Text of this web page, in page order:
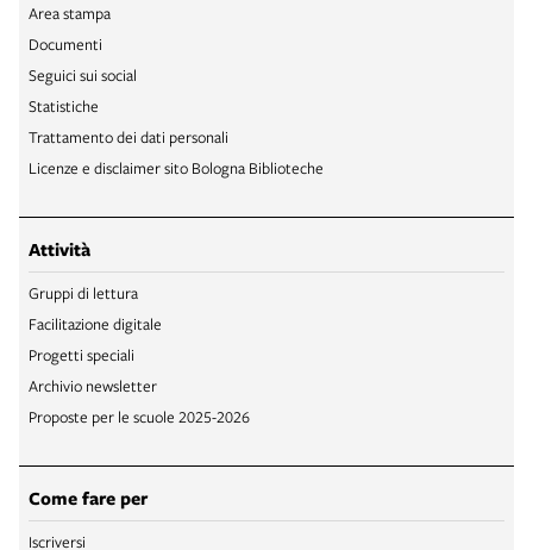
Area stampa
Documenti
Seguici sui social
Statistiche
Trattamento dei dati personali
Licenze e disclaimer sito Bologna Biblioteche
Attività
Gruppi di lettura
Facilitazione digitale
Progetti speciali
Archivio newsletter
Proposte per le scuole 2025-2026
Come fare per
Iscriversi